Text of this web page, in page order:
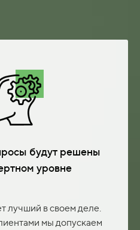
будут решены
уровне
лучший в своем деле.
мы допускаем